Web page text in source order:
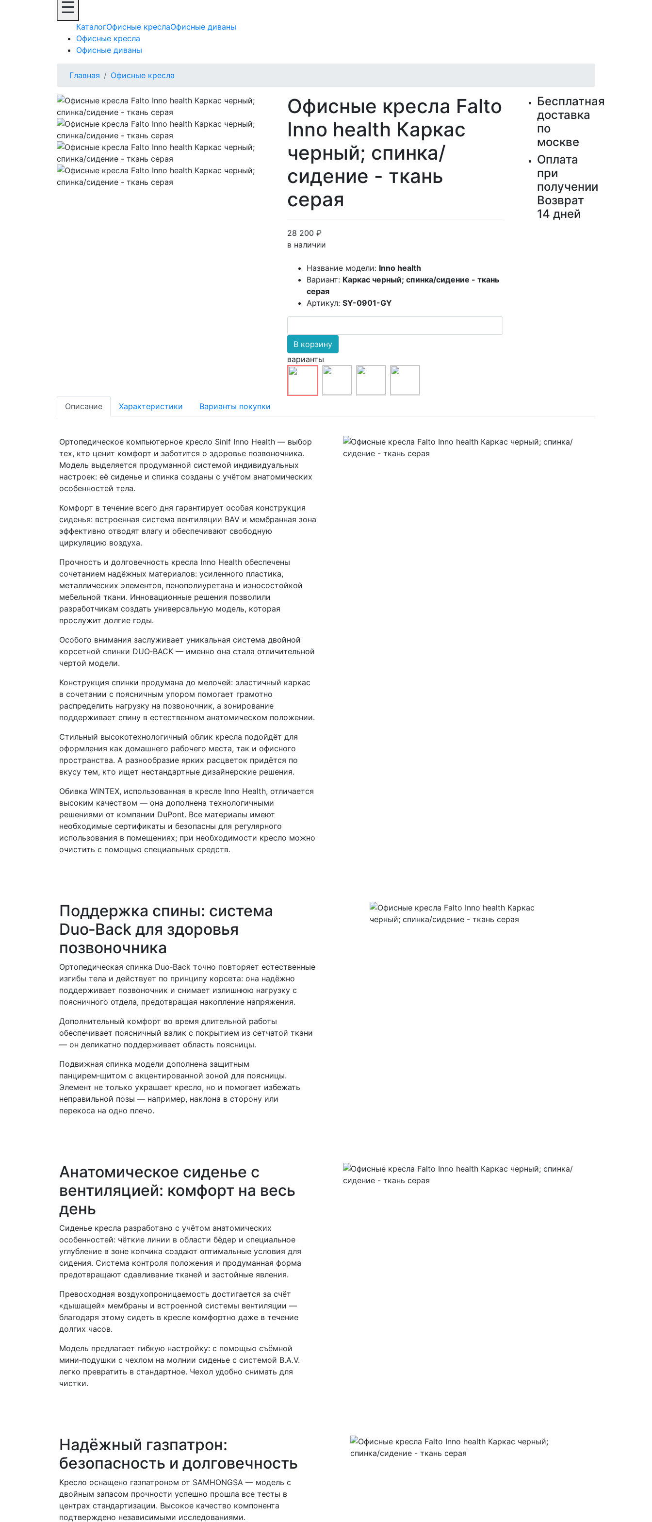
☰
КаталогОфисные креслаОфисные диваны
Офисные кресла
Офисные диваны
Главная Офисные кресла
Офисные кресла Falto
Inno health Каркас
черный; спинка/
сидение - ткань
серая
28 200 ₽
в наличии
Название модели: Inno health
Вариант: Каркас черный; спинка/сидение - ткань
серая
Артикул: SY-0901-GY
В корзину
варианты
Бесплатная
доставка
по
москве
Оплата
при
получении
Возврат
14 дней
Описание Характеристики Варианты покупки
Ортопедическое компьютерное кресло Sinif Inno Health — выбор
тех, кто ценит комфорт и заботится о здоровье позвоночника.
Модель выделяется продуманной системой индивидуальных
настроек: её сиденье и спинка созданы с учётом анатомических
особенностей тела.
Комфорт в течение всего дня гарантирует особая конструкция
сиденья: встроенная система вентиляции BAV и мембранная зона
эффективно отводят влагу и обеспечивают свободную
циркуляцию воздуха.
Прочность и долговечность кресла Inno Health обеспечены
сочетанием надёжных материалов: усиленного пластика,
металлических элементов, пенополиуретана и износостойкой
мебельной ткани. Инновационные решения позволили
разработчикам создать универсальную модель, которая
прослужит долгие годы.
Особого внимания заслуживает уникальная система двойной
корсетной спинки DUO‑BACK — именно она стала отличительной
чертой модели.
Конструкция спинки продумана до мелочей: эластичный каркас
в сочетании с поясничным упором помогает грамотно
распределить нагрузку на позвоночник, а зонирование
поддерживает спину в естественном анатомическом положении.
Стильный высокотехнологичный облик кресла подойдёт для
оформления как домашнего рабочего места, так и офисного
пространства. А разнообразие ярких расцветок придётся по
вкусу тем, кто ищет нестандартные дизайнерские решения.
Обивка WINTEX, использованная в кресле Inno Health, отличается
высоким качеством — она дополнена технологичными
решениями от компании DuPont. Все материалы имеют
необходимые сертификаты и безопасны для регулярного
использования в помещениях; при необходимости кресло можно
очистить с помощью специальных средств.
Поддержка спины: система
Duo‑Back для здоровья
позвоночника
Ортопедическая спинка Duo‑Back точно повторяет естественные
изгибы тела и действует по принципу корсета: она надёжно
поддерживает позвоночник и снимает излишнюю нагрузку с
поясничного отдела, предотвращая накопление напряжения.
Дополнительный комфорт во время длительной работы
обеспечивает поясничный валик с покрытием из сетчатой ткани
— он деликатно поддерживает область поясницы.
Подвижная спинка модели дополнена защитным
панцирем‑щитом с акцентированной зоной для поясницы.
Элемент не только украшает кресло, но и помогает избежать
неправильной позы — например, наклона в сторону или
перекоса на одно плечо.
Анатомическое сиденье с
вентиляцией: комфорт на весь
день
Сиденье кресла разработано с учётом анатомических
особенностей: чёткие линии в области бёдер и специальное
углубление в зоне копчика создают оптимальные условия для
сидения. Система контроля положения и продуманная форма
предотвращают сдавливание тканей и застойные явления.
Превосходная воздухопроницаемость достигается за счёт
«дышащей» мембраны и встроенной системы вентиляции —
благодаря этому сидеть в кресле комфортно даже в течение
долгих часов.
Модель предлагает гибкую настройку: с помощью съёмной
мини‑подушки с чехлом на молнии сиденье с системой B.A.V.
легко превратить в стандартное. Чехол удобно снимать для
чистки.
Надёжный газпатрон:
безопасность и долговечность
Кресло оснащено газпатроном от SAMHONGSA — модель с
двойным запасом прочности успешно прошла все тесты в
центрах стандартизации. Высокое качество компонента
подтверждено независимыми исследованиями.